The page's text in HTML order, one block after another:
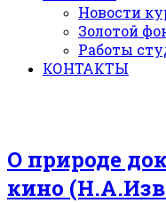
Новости
Золотой
Работы
КОНТАКТЫ
О природе
кино